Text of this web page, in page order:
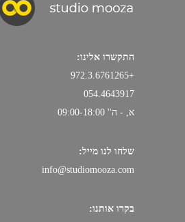
התקשרו אלינו:
+972.3.6761265
054.4643917
א, - ה'' 09:00-18:00
שלחו לנו מייל:
info@studiomooza.com
בקרו אותנו: